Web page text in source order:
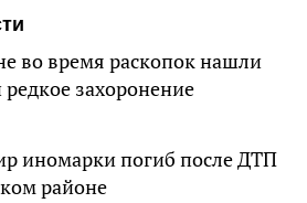
во время раскопок нашли
захоронение
иномарки погиб после ДТП
районе